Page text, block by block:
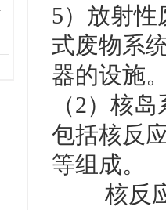
5）放射
式废物系
器的设施
（2）核
包括核反
等组成。
核反应